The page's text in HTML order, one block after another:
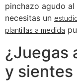
pinchazo agudo
necesitas un
plantillas a medida
¿Juegas
y sientes